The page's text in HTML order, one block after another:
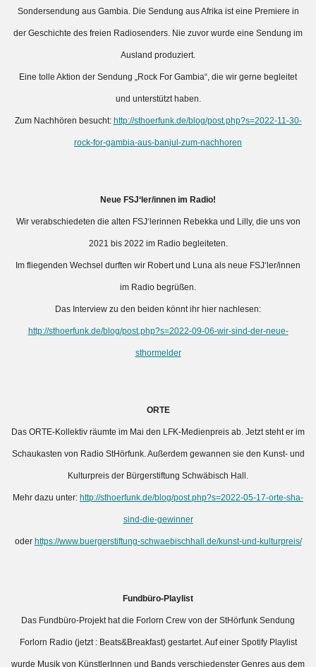
Sondersendung aus Gambia. Die Sendung aus Afrika ist eine Premiere in
der Geschichte des freien Radiosenders. Nie zuvor wurde eine Sendung im
Ausland produziert.
Eine tolle Aktion der Sendung „Rock For Gambia“, die wir gerne begleitet
und unterstützt haben.
Zum Nachhören besucht: http://sthoerfunk.de/blog/post.php?s=2022-11-30-
rock-for-gambia-aus-banjul-zum-nachhoren
Neue FSJ‘ler/innen im Radio!
Wir verabschiedeten die alten FSJ‘lerinnen Rebekka und Lilly, die uns von
2021 bis 2022 im Radio begleiteten.
Im fliegenden Wechsel durften wir Robert und Luna als neue FSJ‘ler/innen
im Radio begrüßen.
Das Interview zu den beiden könnt ihr hier nachlesen:
http://sthoerfunk.de/blog/post.php?s=2022-09-06-wir-sind-der-neue-
sthormelder
ORTE
Das ORTE-Kollektiv räumte im Mai den LFK-Medienpreis ab. Jetzt steht er im
Schaukasten von Radio StHörfunk. Außerdem gewannen sie den Kunst- und
Kulturpreis der Bürgerstiftung Schwäbisch Hall.
Mehr dazu unter: http://sthoerfunk.de/blog/post.php?s=2022-05-17-orte-sha-
sind-die-gewinner
oder https://www.buergerstiftung-schwaebischhall.de/kunst-und-kulturpreis/
Fundbüro-Playlist
Das Fundbüro-Projekt hat die Forlorn Crew von der StHörfunk Sendung
Forlorn Radio (jetzt : Beats&Breakfast) gestartet. Auf einer Spotify Playlist
wurde Musik von KünstlerInnen und Bands verschiedenster Genres aus dem